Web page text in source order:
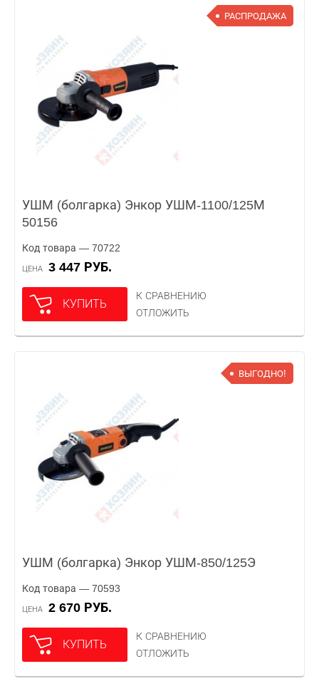
РАСПРОДАЖА
УШМ (болгарка) Энкор УШМ-1100/125М
50156
Код товара — 70722
ЦЕНА 3 447 РУБ.
КУПИТЬ
К СРАВНЕНИЮ
ОТЛОЖИТЬ
ВЫГОДНО!
УШМ (болгарка) Энкор УШМ-850/125Э
Код товара — 70593
ЦЕНА 2 670 РУБ.
КУПИТЬ
К СРАВНЕНИЮ
ОТЛОЖИТЬ